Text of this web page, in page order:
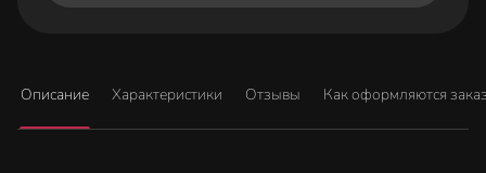
Описание Характеристики Отзывы Как оформляются